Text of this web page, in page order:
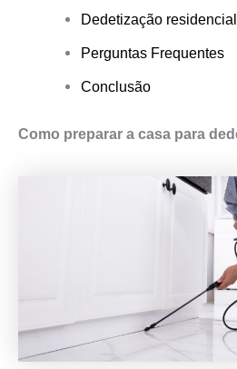
Dedetização
Perguntas Frequentes
Conclusão
Como preparar a casa para